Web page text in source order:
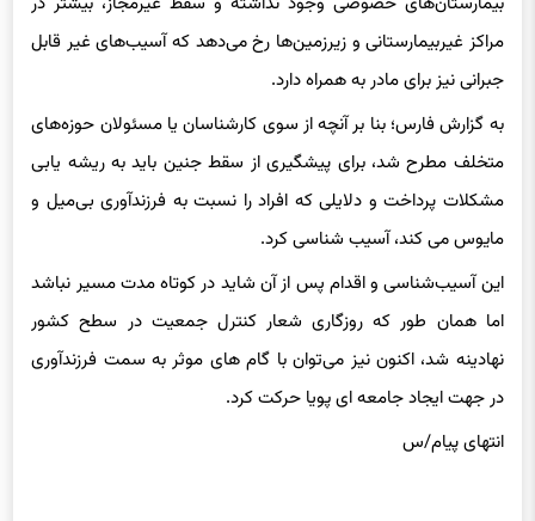
مراکز غیربیمارستانی و زیرزمین‌ها رخ می‌دهد که آسیب‌های غیر قابل
جبرانی نیز برای مادر به همراه دارد.
به گزارش فارس؛ بنا بر آنچه از سوی کارشناسان یا مسئولان حوزه‌های
متخلف مطرح شد، برای پیشگیری از سقط جنین باید به ریشه یابی
مشکلات پرداخت و دلایلی که افراد را نسبت به فرزندآوری بی‌میل و
مایوس می کند، آسیب شناسی کرد.
این آسیب‌شناسی و اقدام پس از آن شاید در کوتاه مدت مسیر نباشد
اما همان طور که روزگاری شعار کنترل جمعیت در سطح کشور
نهادینه شد، اکنون نیز می‌توان با گام های موثر به سمت فرزندآوری
در جهت ایجاد جامعه ای پویا حرکت کرد.
انتهای پیام/س